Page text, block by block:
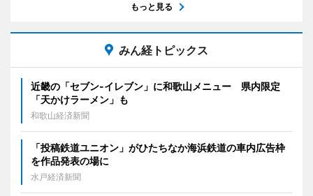
もっと見る
みん経トピックス
近畿の「セブン-イレブン」に和歌山メニュー 県内限定
「天かけラーメン」も
和歌山経済新聞
「投稿鉄道ユニオン」がひたちなか海浜鉄道の車内広告枠
を作品発表の場に
水戸経済新聞